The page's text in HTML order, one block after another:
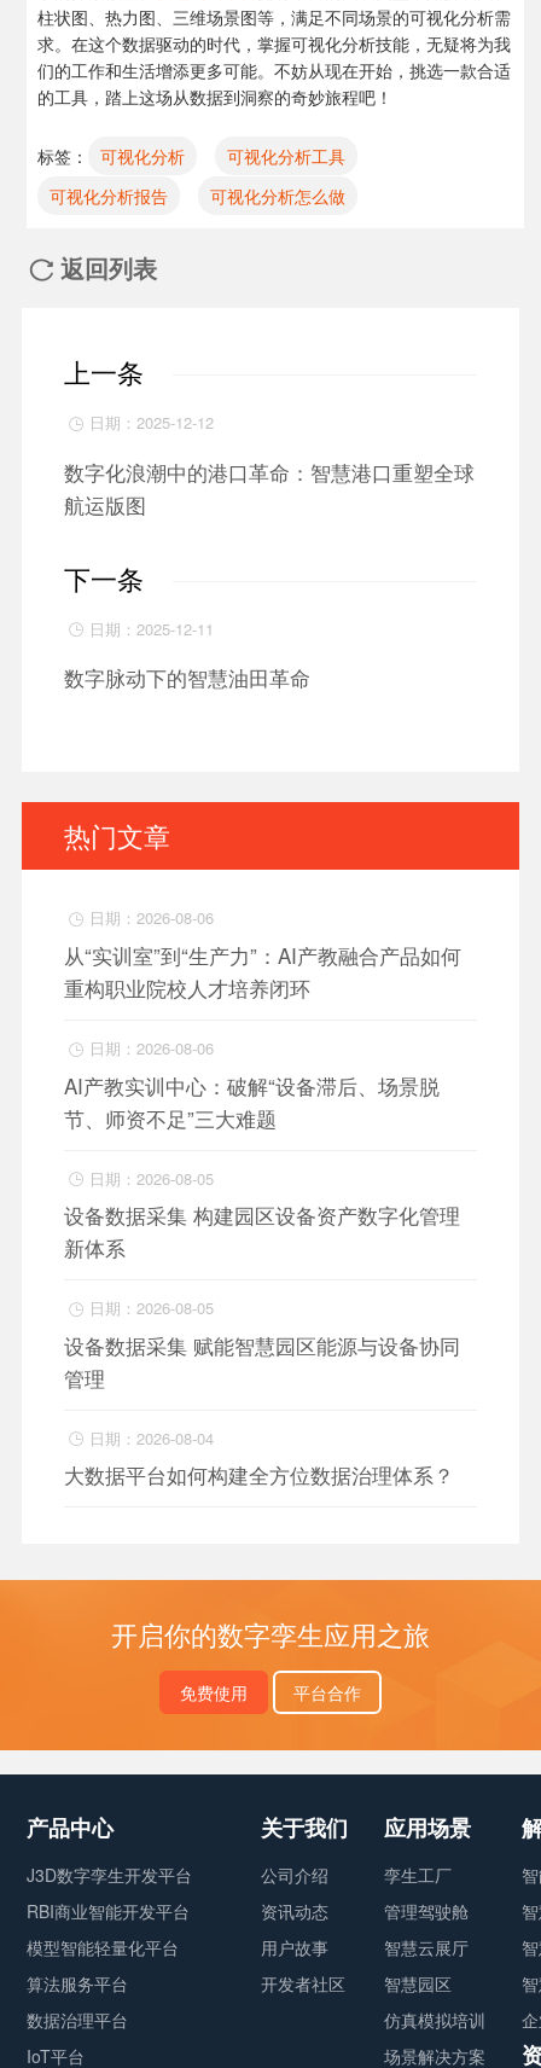
柱状图、热力图、三维场景图等，满足不同场景的可视化分析需
求。在这个数据驱动的时代，掌握可视化分析技能，无疑将为我
们的工作和生活增添更多可能。不妨从现在开始，挑选一款合适
的工具，踏上这场从数据到洞察的奇妙旅程吧！
标签： 可视化分析
可视化分析工具
可视化分析报告
可视化分析怎么做
 返回列表
上一条
 日期：2025-12-12
数字化浪潮中的港口革命：智慧港口重塑全球
航运版图
下一条
 日期：2025-12-11
数字脉动下的智慧油田革命
热门文章
 日期：2026-08-06
从“实训室”到“生产力”：AI产教融合产品如何
重构职业院校人才培养闭环
 日期：2026-08-06
AI产教实训中心：破解“设备滞后、场景脱
节、师资不足”三大难题
 日期：2026-08-05
设备数据采集 构建园区设备资产数字化管理
新体系
 日期：2026-08-05
设备数据采集 赋能智慧园区能源与设备协同
管理
 日期：2026-08-04
大数据平台如何构建全方位数据治理体系？
开启你的数字孪生应用之旅
免费使用 平台合作
产品中心
J3D数字孪生开发平台
RBI商业智能开发平台
模型智能轻量化平台
算法服务平台
数据治理平台
IoT平台
关于我们
公司介绍
资讯动态
用户故事
开发者社区
应用场景
孪生工厂
管理驾驶舱
智慧云展厅
智慧园区
仿真模拟培训
场景解决方案